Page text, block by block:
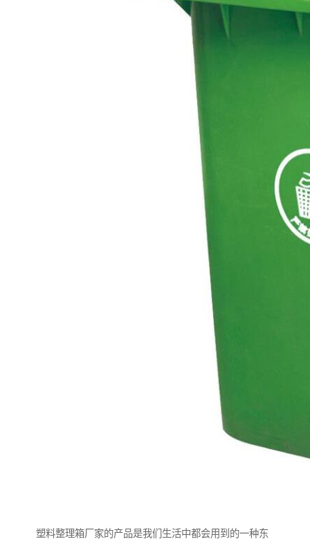
塑料整理箱厂家的产品是我们生活中都会用到的一种东